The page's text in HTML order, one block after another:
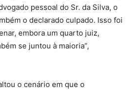
pessoal do Sr. da Silva, o
o declarado culpado. Isso foi
embora um quarto juiz,
se juntou à maioria”,
o cenário em que o